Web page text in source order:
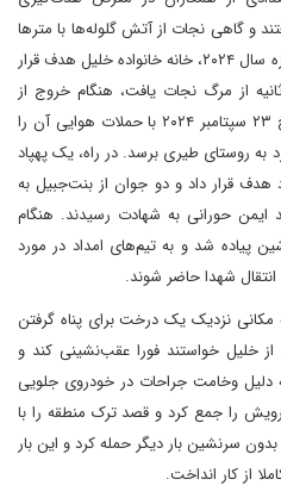
و گاهی نجات از آتش گلوله‌ها با مترها
فاصله محاسبه می‌شد. در جنگ ۶۶ روزه سال ۲۰۲۴، خانه خانواده خلیل هدف قرار
از مرگ نجات یافت، هنگام خروج از
محلی که هواپیماهای دشمن در تاریخ ۲۳ سپتامبر ۲۰۲۴ با حملات هوایی آن را
به روستای طیری برسد. در راه، یک پهپاد
قرار داد و دو جوان از بنت‌جبیل به
حورانی به شهادت رسیدند. هنگام
پیاده شد و به تیم‌های امداد در مورد
شهدا حاضر شوند.
نزدیک یک درخت برای پناه گرفتن
از خلیل خواستند فورا عقب‌نشینی کند و
دلیل وخامت جراحات در خودروی جلویی
را جمع کرد و قصد ترک منطقه را با
سرنشین بار دیگر حمله کرد و این بار
از کار انداخت.